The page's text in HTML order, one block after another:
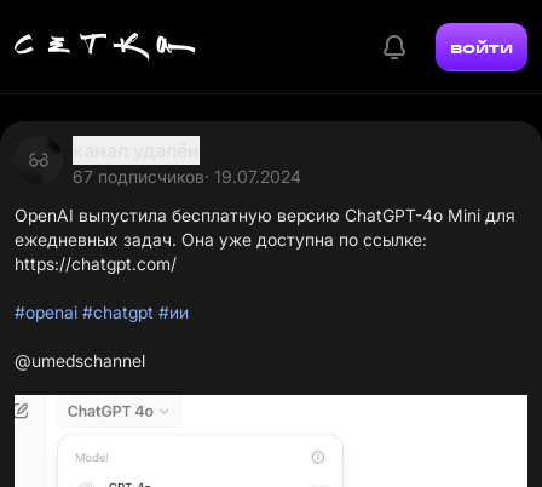
войти
67 подписчиков· 19.07.2024
OpenAI выпустила бесплатную версию ChatGPT-4o Mini для
ежедневных задач. Она уже доступна по ссылке:
https://chatgpt.com/
#openai #chatgpt #ии
@umedschannel